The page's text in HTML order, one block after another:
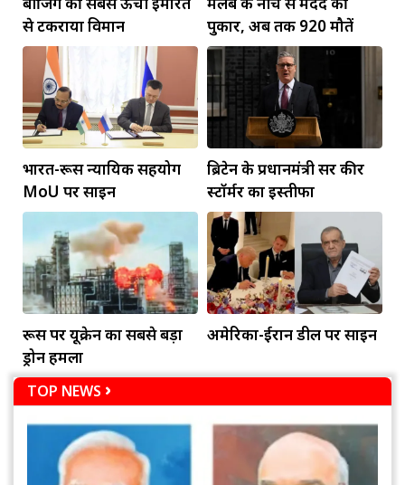
से टकराया विमान
पुकार, अब तक 920 मौतें
भारत-रूस न्यायिक सहयोग
MoU पर साइन
ब्रिटेन के प्रधानमंत्री सर कीर
स्टॉर्मर का इस्तीफा
रूस पर यूक्रेन का सबसे बड़ा
ड्रोन हमला
अमेरिका-ईरान डील पर साइन
TOP NEWS